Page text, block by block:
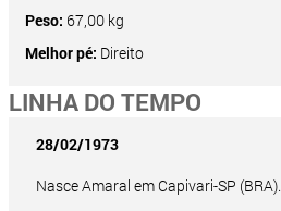
Peso: 67,00 kg
Melhor pé: Direito
LINHA DO TEMPO
28/02/1973
Nasce Amaral em Capivari-SP (BRA).